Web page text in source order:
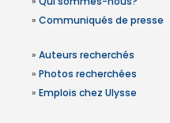
» Communiqués de presse
» Auteurs recherchés
» Photos recherchées
» Emplois chez Ulysse